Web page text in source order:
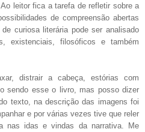
leitor fica a tarefa de refletir sobre a
de compreensão abertas
curiosa literária pode ser analisado
existenciais, filosóficos e também
distrair a cabeça, estórias com
sendo esse o livro, mas posso dizer
texto, na descrição das imagens foi
e por várias vezes tive que reler
nas idas e vindas da narrativa. Me